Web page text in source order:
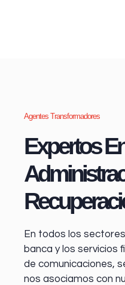
Agentes Transformadores
Expertos
En todos los
banca y los servicios
de comunicaciones,
nos asociamos con